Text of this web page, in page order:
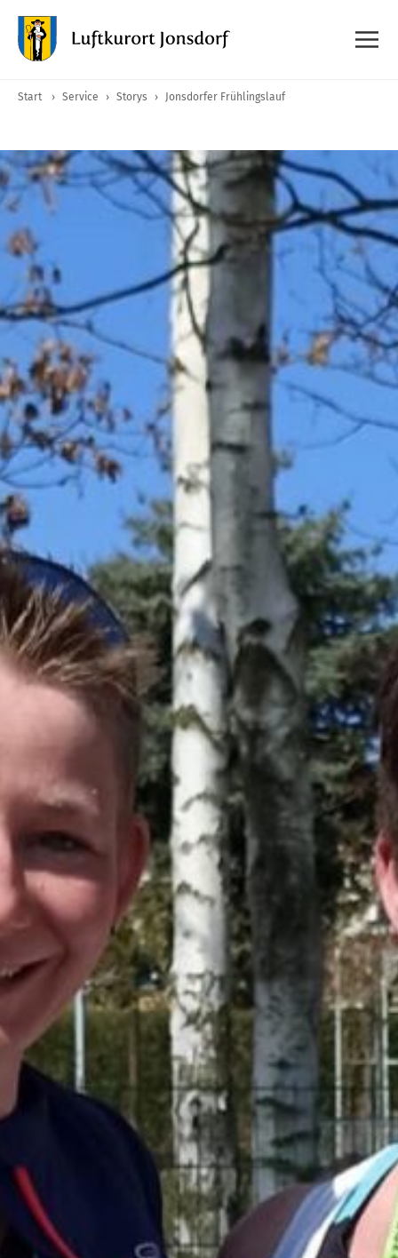
Start › Service › Storys › Jonsdorfer Frühlingslauf